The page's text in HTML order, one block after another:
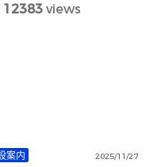
12383views
案内 2025/11/27